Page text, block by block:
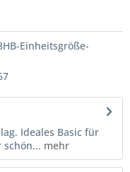
Einheitsgröße-
Ideales Basic für
schön... mehr